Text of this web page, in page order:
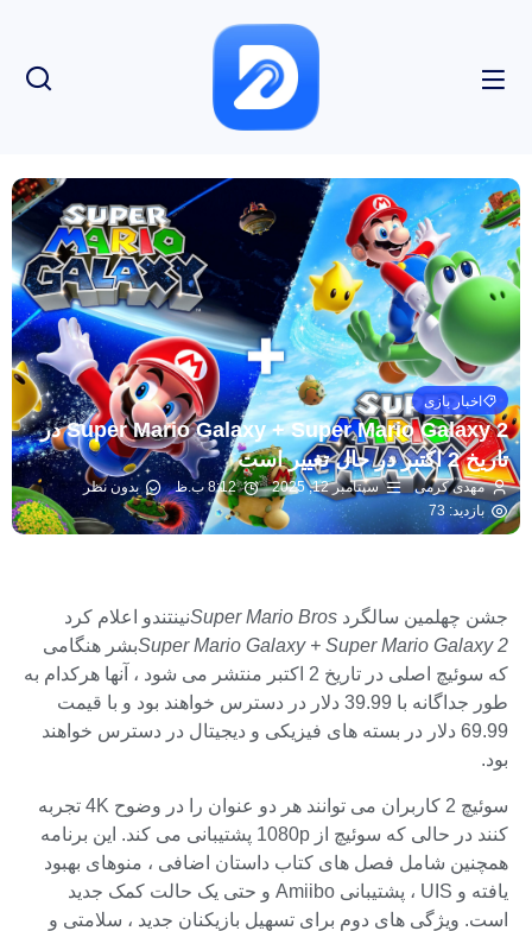
اخبار بازی
Super Mario Galaxy + Super Mario Galaxy 2 در
تاریخ 2 اکتبر در حال تغییر است
مهدی کرمی سپتامبر 12, 2025 8:12 ب.ظ
بدون نظر
بازدید: 73
جشن چهلمین سالگرد Super Mario Brosنینتندو اعلام کرد
Super Mario Galaxy + Super Mario Galaxy 2بشر هنگامی
که سوئیچ اصلی در تاریخ 2 اکتبر منتشر می شود ، آنها هرکدام به
طور جداگانه با 39.99 دلار در دسترس خواهند بود و با قیمت
69.99 دلار در بسته های فیزیکی و دیجیتال در دسترس خواهند
بود.
سوئیچ 2 کاربران می توانند هر دو عنوان را در وضوح 4K تجربه
کنند در حالی که سوئیچ از 1080p پشتیبانی می کند. این برنامه
همچنین شامل فصل های کتاب داستان اضافی ، منوهای بهبود
یافته و UIS ، پشتیبانی Amiibo و حتی یک حالت کمک جدید
است. ویژگی های دوم برای تسهیل بازیکنان جدید ، سلامتی و